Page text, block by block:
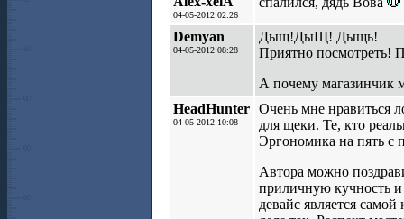
04-05-2012 02:26
Demyan
04-05-2012 08:28
Дыщ!ДыЩ! Дыщь!
Приятно посмотреть!
А почему магазинчик
HeadHunter
04-05-2012 10:08
Очень мне нравиться
для щеки. Те, кто
Эргономика на пять с
Автора можно
приличную кучность и
девайс является